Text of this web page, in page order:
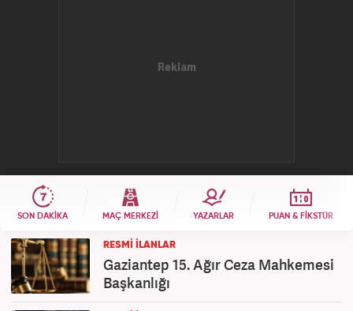
SON DAKIKA MAÇ MERKEZI YAZARLAR PUAN & FIKSTÜR
RESMİ İLANLAR
Gaziantep 15. Ağır Ceza Mahkemesi
Başkanlığı